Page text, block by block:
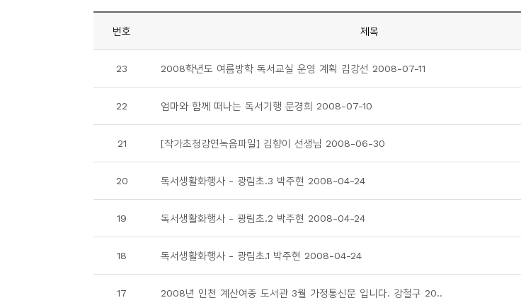
번호 제목
23 2008학년도 여름방학 독서교실 운영 계획 김강선 2008-07-11
22 엄마와 함께 떠나는 독서기행 문경희 2008-07-10
21 [작가초청강연녹음파일] 김향이 선생님 2008-06-30
20 독서생활화행사 - 광림초.3 박주현 2008-04-24
19 독서생활화행사 - 광림초.2 박주현 2008-04-24
18 독서생활화행사 - 광림초.1 박주현 2008-04-24
17 2008년 인천 계산여중 도서관 3월 가정통신문 입니다. 강철구 20..